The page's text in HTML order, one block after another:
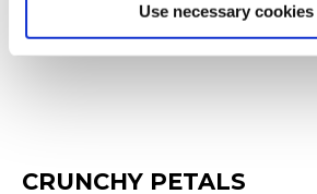
Use necessary
czego jeszcze potrzeba klientom,
Twjego lokalu?
CRUNCHY PETALS